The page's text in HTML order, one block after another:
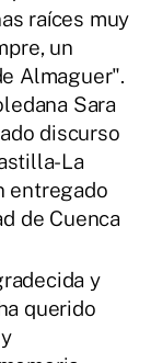
raíces muy
un
Almaguer".
Sara
discurso
La
entregado
de Cuenca
y
querido